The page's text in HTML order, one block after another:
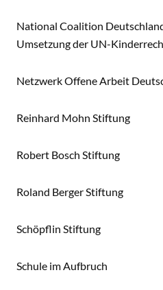
National Coalition
Umsetzung der UN-
Netzwerk Offene Arbeit
Reinhard Mohn Stiftung
Robert Bosch Stiftung
Roland Berger Stiftung
Schöpflin Stiftung
Schule im Aufbruch